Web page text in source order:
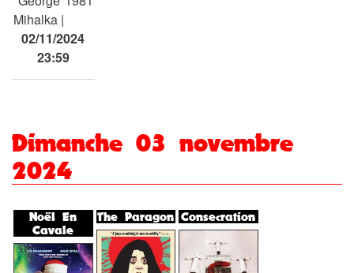
Mihalka
02/11/2024
23:59
Dimanche 03 novembre
2024
Noël En
Cavale
The Paragon Consecration